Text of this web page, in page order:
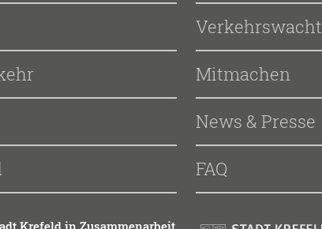
Verkehrswacht
Mitmachen
News & Presse
FAQ